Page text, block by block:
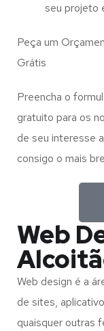
seu projeto
Peça um
Grátis
Preencha o
gratuito para os
de seu interesse
consigo o mais
Web
Web design é a
de sites,
quaisquer outras